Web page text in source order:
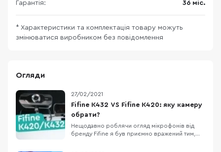
Гарантія: 36 міс.
* Характеристики та комплектація товару можуть
змінюватися виробником без повідомлення
Огляди
27/02/2021
Fifine K432 VS Fifine K420: яку камеру
обрати?
Нещодавно роблячи огляд мікрофонів від
бренду Fifine я був приємно вражений тим,